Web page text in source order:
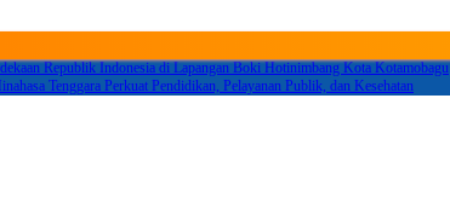
Republik Indonesia di Lapangan Boki Hotinimbang Kota Kotamobagu
Tenggara Perkuat Pendidikan, Pelayanan Publik, dan Kesehatan